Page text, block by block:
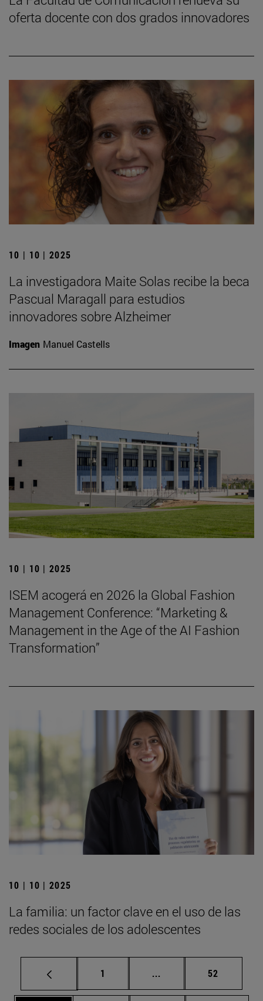
oferta docente con dos grados innovadores
10 | 10 | 2025
La investigadora Maite Solas recibe la beca
Pascual Maragall para estudios
innovadores sobre Alzheimer
Imagen Manuel Castells
10 | 10 | 2025
ISEM acogerá en 2026 la Global Fashion
Management Conference: “Marketing &
Management in the Age of the AI Fashion
Transformation”
10 | 10 | 2025
La familia: un factor clave en el uso de las
redes sociales de los adolescentes
Página
1 ... Páginas intermedias
Página
52